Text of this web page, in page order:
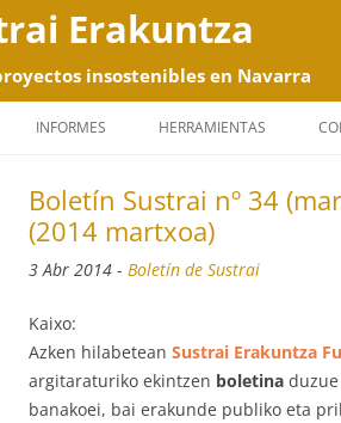
Erakuntza
insostenibles en Navarra
Saltar
al
INFORMES HERRAMIENTAS
Boletín Sustrai nº 34
(2014 martxoa)
3 Abr 2014 -Boletín de Sustrai
Kaixo:
Azken hilabeteanSustrai Erakuntza
argitaraturiko ekintzen boletina
banakoei, bai erakunde publiko eta